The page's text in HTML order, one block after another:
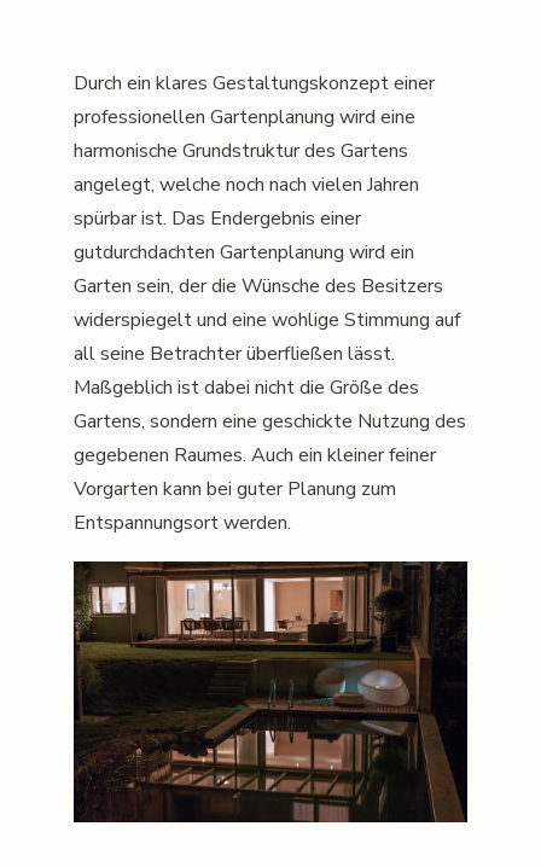
Durch ein klares Gestaltungskonzept einer
professionellen Gartenplanung wird eine
harmonische Grundstruktur des Gartens
angelegt, welche noch nach vielen Jahren
spürbar ist. Das Endergebnis einer
gutdurchdachten Gartenplanung wird ein
Garten sein, der die Wünsche des Besitzers
widerspiegelt und eine wohlige Stimmung auf
all seine Betrachter überfließen lässt.
Maßgeblich ist dabei nicht die Größe des
Gartens, sondern eine geschickte Nutzung des
gegebenen Raumes. Auch ein kleiner feiner
Vorgarten kann bei guter Planung zum
Entspannungsort werden.